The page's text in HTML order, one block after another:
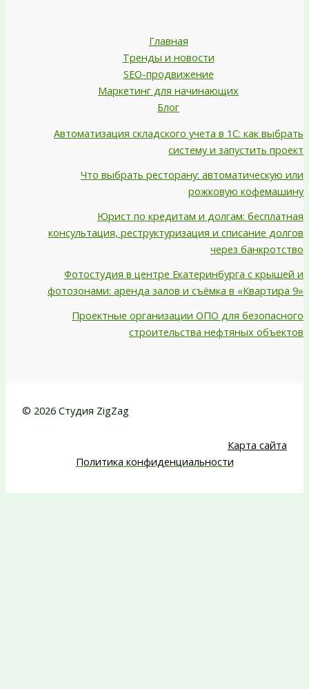
Главная
Тренды и новости
SEO-продвижение
Маркетинг для начинающих
Блог
Автоматизация складского учета в 1С: как выбрать
систему и запустить проект
Что выбрать ресторану: автоматическую или
рожковую кофемашину
Юрист по кредитам и долгам: бесплатная
консультация, реструктуризация и списание долгов
через банкротство
Фотостудия в центре Екатеринбурга с крышей и
фотозонами: аренда залов и съёмка в «Квартира 9»
Проектные организации ОПО для безопасного
строительства нефтяных объектов
© 2026 Студия ZigZag
Карта сайта
Политика конфиденциальности